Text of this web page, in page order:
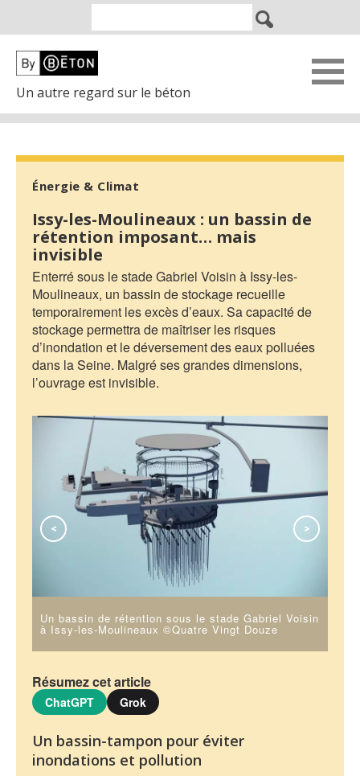
Un autre regard sur le béton
Énergie & Climat
Issy-les-Moulineaux : un bassin de
rétention imposant… mais
invisible
Enterré sous le stade Gabriel Voisin à Issy-les-
Moulineaux, un bassin de stockage recueille
temporairement les excès d’eaux. Sa capacité de
stockage permettra de maîtriser les risques
d’inondation et le déversement des eaux polluées
dans la Seine. Malgré ses grandes dimensions,
l’ouvrage est invisible.
Un bassin de rétention sous le stade Gabriel Voisin
à Issy-les-Moulineaux ©Quatre Vingt Douze
< >
Résumez cet article
ChatGPT Grok
Un bassin-tampon pour éviter
inondations et pollution